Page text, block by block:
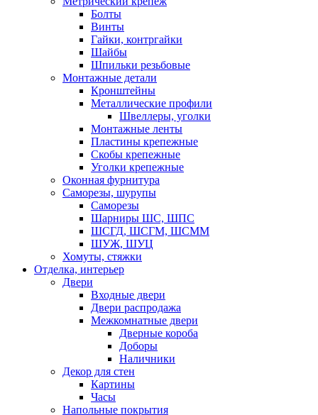
Болты
Винты
Гайки, контргайки
Шайбы
Шпильки резьбовые
Монтажные детали
Кронштейны
Металлические профили
Швеллеры, уголки
Монтажные ленты
Пластины крепежные
Скобы крепежные
Уголки крепежные
Оконная фурнитура
Саморезы, шурупы
Саморезы
Шарниры ШС, ШПС
ШСГД, ШСГМ, ШСММ
ШУЖ, ШУЦ
Хомуты, стяжки
Отделка, интерьер
Двери
Входные двери
Двери распродажа
Межкомнатные двери
Дверные короба
Доборы
Наличники
Декор для стен
Картины
Часы
Напольные покрытия